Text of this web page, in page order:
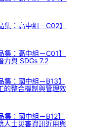
集：高中組－C02】
集：高中組－C01】
力與 SDGs 7.2
：國中組－B13】
的整合機制與管理效
：國中組－B12】
人士災害資訊近用與